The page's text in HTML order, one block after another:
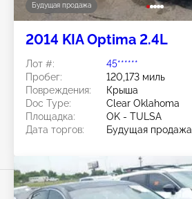
Будущая продажа
2014 KIA Optima 2.4L
Лот #:
45******
Пробег:
120,173 миль
Повреждения:
Крыша
Doc Type:
Clear Oklahoma
Площадка:
OK - TULSA
Дата торгов:
Будущая продажа